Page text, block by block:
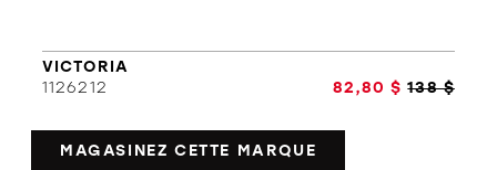
VICTORIA
1126212
82,80 $ 138 $
MAGASINEZ CETTE MARQUE